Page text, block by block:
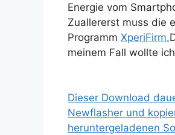
Energie vom
Zuallererst muss die
Programm XperiFirm.
meinem Fall wollte
Dieser Download
Newflasher und
heruntergeladenen